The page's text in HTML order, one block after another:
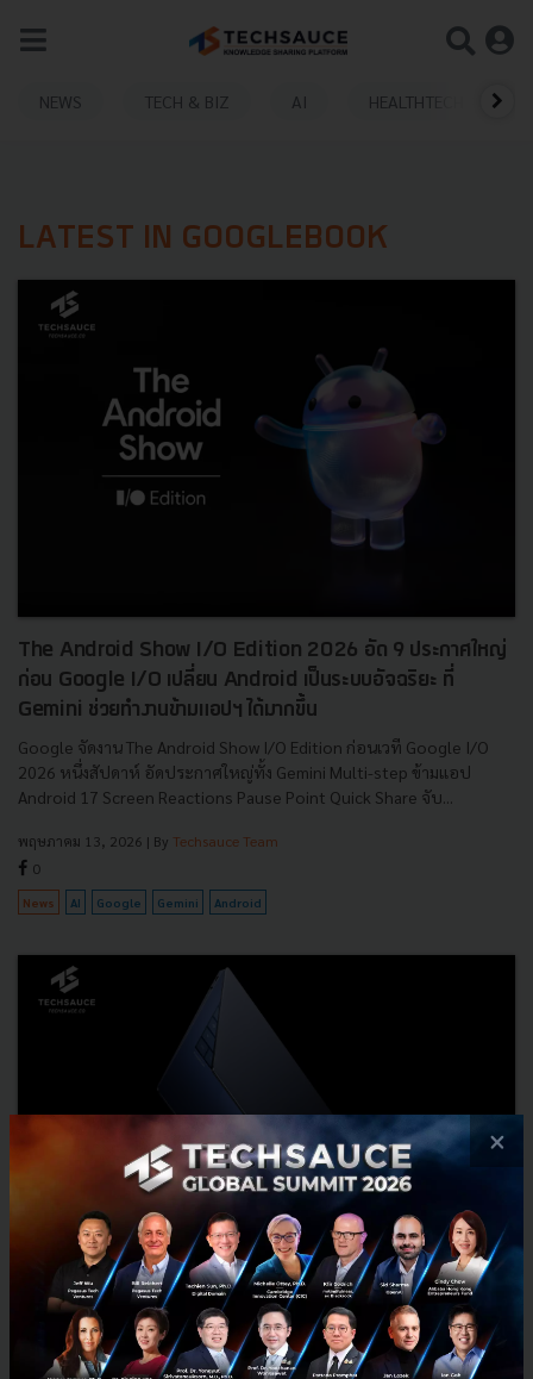
NEWS TECH & BIZ AI HEALTHTECH
LATEST IN GOOGLEBOOK
The Android Show I/O Edition 2026 อัด 9 ประกาศใหญ่
ก่อน Google I/O เปลี่ยน Android เป็นระบบอัจฉริยะ ที่
Gemini ช่วยทำงานข้ามแอปฯ ได้มากขึ้น
Google จัดงาน The Android Show I/O Edition ก่อนเวที Google I/O
2026 หนึ่งสัปดาห์ อัดประกาศใหญ่ทั้ง Gemini Multi-step ข้ามแอป
Android 17 Screen Reactions Pause Point Quick Share จับ...
พฤษภาคม 13, 2026 | By Techsauce Team
0
News AI Google Gemini Android
Google เปิดตัว ‘Googlebook’ โน้ตบุ๊กยุคใหม่ออกแบบเพื่อ
Gemini
×